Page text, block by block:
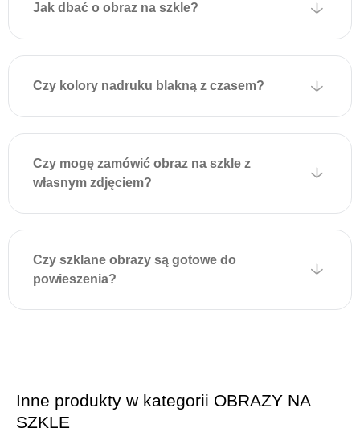
Aby powiesić obraz,
położeniem uchwytów na
dodatkowych narzędzi i
Jak dbać o obraz na szkle?
Czy kolory nadruku blakną z czasem?
Czy mogę zamówić obraz na szkle z
własnym zdjęciem?
Czy szklane obrazy są gotowe do
powieszenia?
Inne produkty w kategorii OBRAZY NA
SZKLE